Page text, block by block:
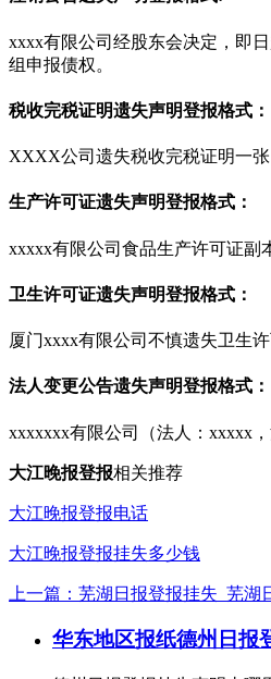
xxxx有限公司经股东会决定，即
组申报债权。
税收完税证明遗失声明登报格式：
XXXX公司遗失税收完税证明一
生产许可证遗失声明登报格式：
xxxxx有限公司食品生产许可证副
卫生许可证遗失声明登报格式：
厦门xxxx有限公司不慎遗失卫生
法人变更公告遗失声明登报格式：
xxxxxxx有限公司（法人：xxxxx
大江晚报登报相关推荐
大江晚报登报电话
大江晚报登报挂失多少钱
上一篇：芜湖日报登报挂失_芜
华东地区报纸德州日报